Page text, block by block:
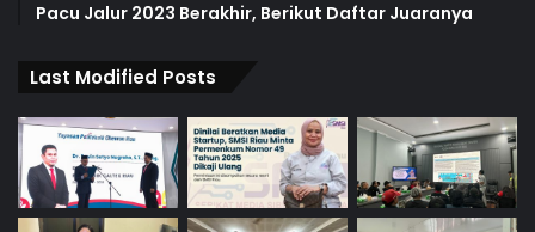
Pacu Jalur 2023 Berakhir, Berikut Daftar Juaranya
Last Modified Posts